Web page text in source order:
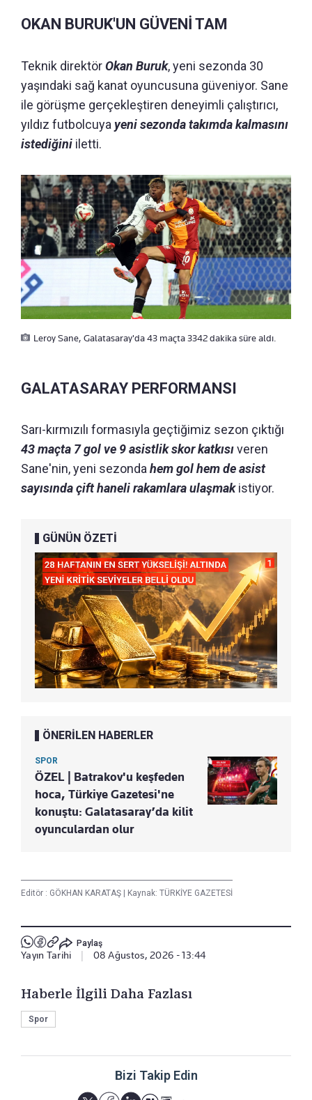
OKAN BURUK'UN GÜVENİ TAM
Teknik direktörOkan Buruk, yeni sezonda 30
yaşındaki sağ kanat oyuncusuna güveniyor. Sane
ile görüşme gerçekleştiren deneyimli çalıştırıcı,
yıldız futbolcuya yeni sezonda takımda kalmasını
istediğini iletti.
Leroy Sane, Galatasaray'da 43 maçta 3342 dakika süre aldı.
GALATASARAY PERFORMANSI
Sarı-kırmızılı formasıyla geçtiğimiz sezon çıktığı
43 maçta 7 gol ve 9 asistlik skor katkısıveren
Sane'nin, yeni sezonda hem gol hem de asist
sayısında çift haneli rakamlara ulaşmakistiyor.
GÜNÜN ÖZETİ
ÖNERİLEN HABERLER
SPOR
ÖZEL | Batrakov'u keşfeden
hoca, Türkiye Gazetesi'ne
konuştu: Galatasaray’da kilit
oyunculardan olur
Editör : GÖKHAN KARATAŞ Kaynak: TÜRKİYE GAZETESİ
Paylaş
Yayın Tarihi 08 Ağustos, 2026 - 13:44
Haberle İlgili Daha Fazlası
Spor
Bizi Takip Edin